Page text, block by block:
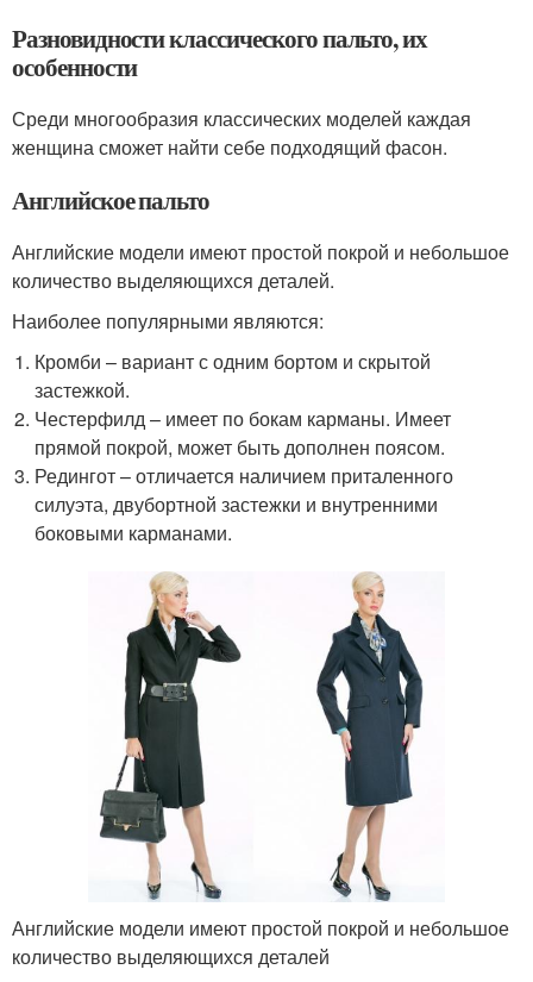
Разновидности классического пальто, их
особенности
Среди многообразия классических моделей каждая
женщина сможет найти себе подходящий фасон.
Английское пальто
Английские модели имеют простой покрой и небольшое
количество выделяющихся деталей.
Наиболее популярными являются:
Кромби – вариант с одним бортом и скрытой
застежкой.
Честерфилд – имеет по бокам карманы. Имеет
прямой покрой, может быть дополнен поясом.
Редингот – отличается наличием приталенного
силуэта, двубортной застежки и внутренними
боковыми карманами.
Английские модели имеют простой покрой и небольшое
количество выделяющихся деталей